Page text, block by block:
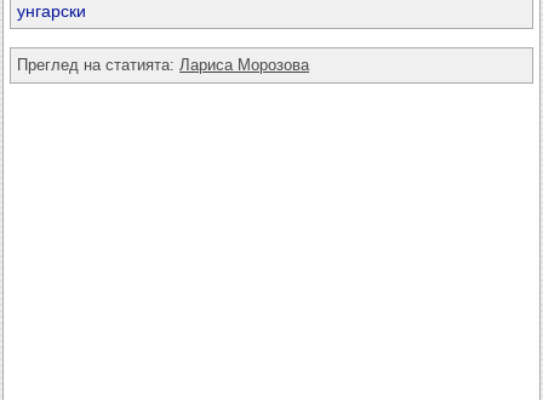
унгарски
Преглед на статията: Лариса Морозова